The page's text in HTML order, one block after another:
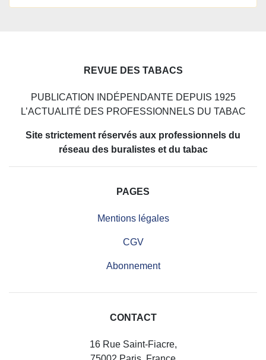
REVUE DES TABACS
PUBLICATION INDÉPENDANTE DEPUIS 1925
L’ACTUALITÉ DES PROFESSIONNELS DU TABAC
Site strictement réservés aux professionnels du
réseau des buralistes et du tabac
PAGES
Mentions légales
CGV
Abonnement
CONTACT
16 Rue Saint-Fiacre,